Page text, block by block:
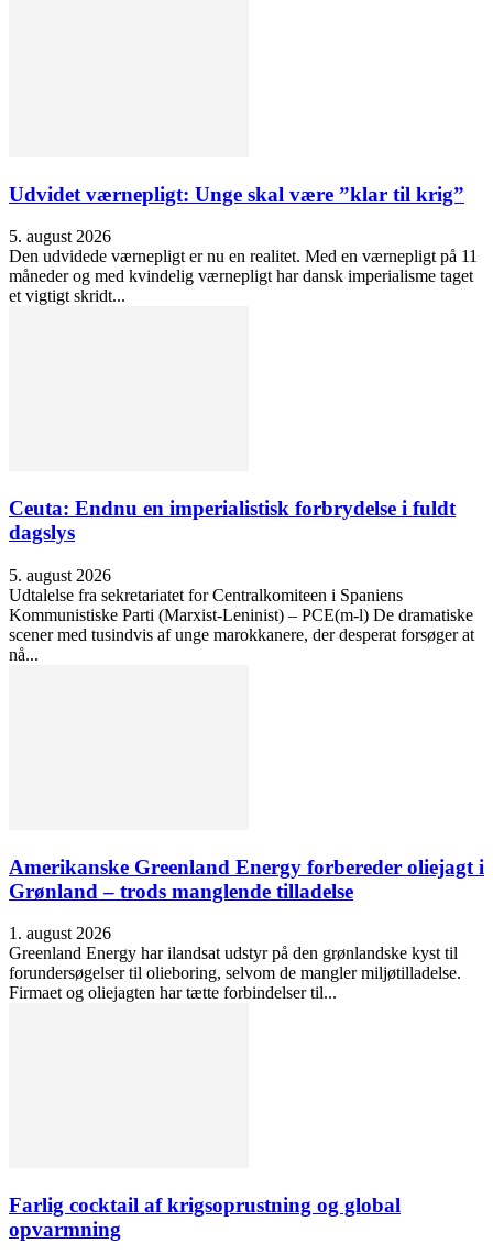
Udvidet værnepligt: Unge skal være ”klar til krig”
5. august 2026
Den udvidede værnepligt er nu en realitet. Med en værnepligt på 11
måneder og med kvindelig værnepligt har dansk imperialisme taget
et vigtigt skridt...
Ceuta: Endnu en imperialistisk forbrydelse i fuldt
dagslys
5. august 2026
Udtalelse fra sekretariatet for Centralkomiteen i Spaniens
Kommunistiske Parti (Marxist-Leninist) – PCE(m-l) De dramatiske
scener med tusindvis af unge marokkanere, der desperat forsøger at
nå...
Amerikanske Greenland Energy forbereder oliejagt i
Grønland – trods manglende tilladelse
1. august 2026
Greenland Energy har ilandsat udstyr på den grønlandske kyst til
forundersøgelser til olieboring, selvom de mangler miljøtilladelse.
Firmaet og oliejagten har tætte forbindelser til...
Farlig cocktail af krigsoprustning og global
opvarmning